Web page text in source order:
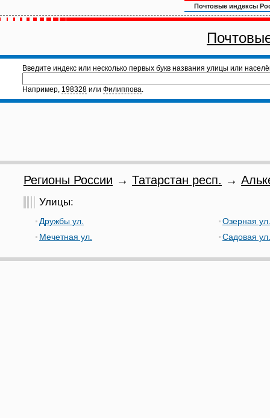
Почтовые индексы
Введите индекс или несколько первых букв названия улицы или
Например, 198328 или Филиппова.
Регионы России → Татарстан респ. →
Улицы:
Дружбы ул.
Мечетная ул.
Озерная ул.
Садовая ул.